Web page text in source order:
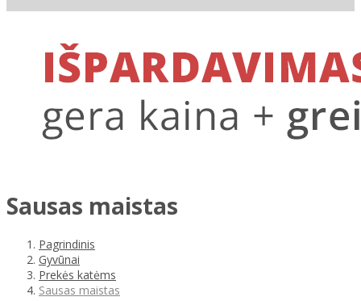
Sausas maistas
Pagrindinis
Gyvūnai
Prekės katėms
Sausas maistas